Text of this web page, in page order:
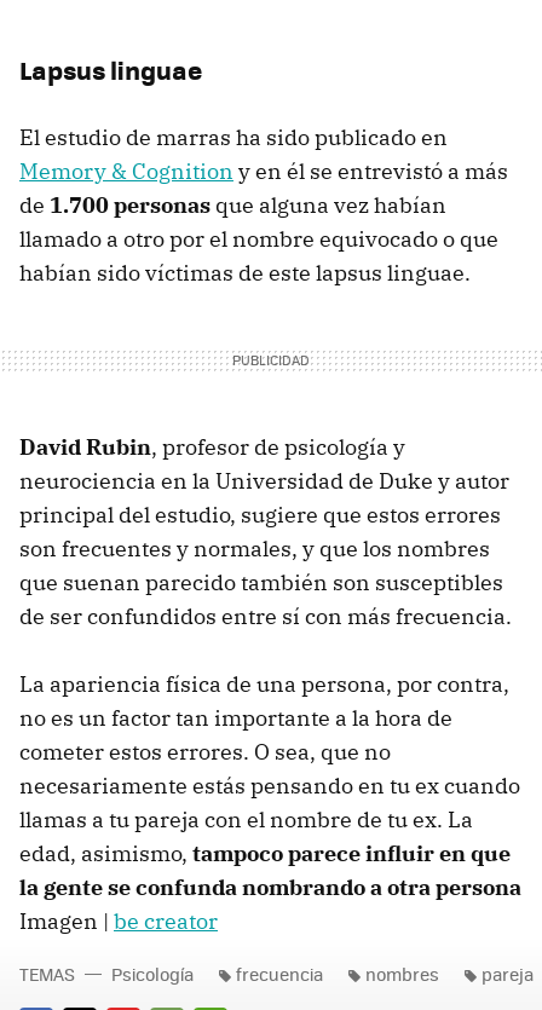
Lapsus linguae
El estudio de marras ha sido publicado en
Memory & Cognition y en él se entrevistó a más
de 1.700 personas que alguna vez habían
llamado a otro por el nombre equivocado o que
habían sido víctimas de este lapsus linguae.
David Rubin, profesor de psicología y
neurociencia en la Universidad de Duke y autor
principal del estudio, sugiere que estos errores
son frecuentes y normales, y que los nombres
que suenan parecido también son susceptibles
de ser confundidos entre sí con más frecuencia.
La apariencia física de una persona, por contra,
no es un factor tan importante a la hora de
cometer estos errores. O sea, que no
necesariamente estás pensando en tu ex cuando
llamas a tu pareja con el nombre de tu ex. La
edad, asimismo, tampoco parece influir en que
la gente se confunda nombrando a otra persona
Imagen | be creator
TEMAS Psicología frecuencia nombres pareja